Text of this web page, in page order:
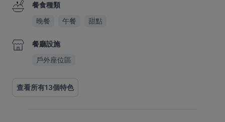
餐食種類
晚餐
午餐 甜點
餐廳設施
戶外座位區
查看所有13個特色